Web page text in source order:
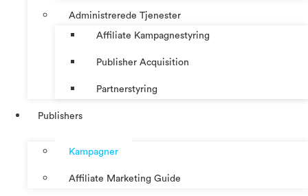
Administrerede Tjenester
Affiliate Kampagnestyring
Publisher Acquisition
Partnerstyring
Publishers
Kampagner
Affiliate Marketing Guide